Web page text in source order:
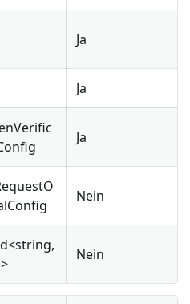
Ja
Ja
Ja
Nein
Nein